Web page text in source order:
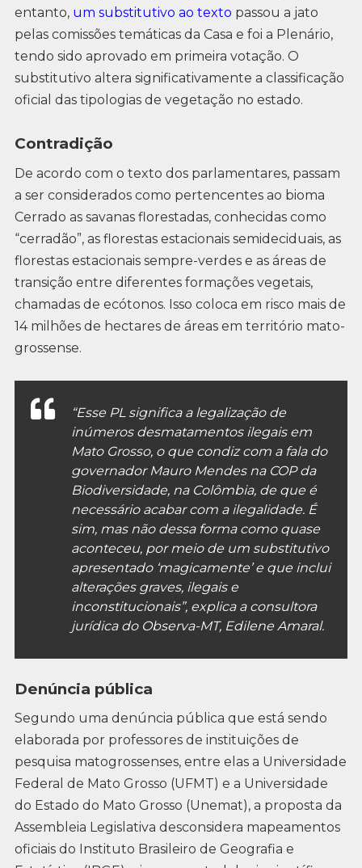
entanto, um substitutivo ao texto passou a jato
pelas comissões temáticas da Casa e foi a Plenário,
tendo sido aprovado em primeira votação. O
substitutivo altera significativamente a classificação
oficial das tipologias de vegetação no estado.
Contradição
De acordo com o texto dos parlamentares, passam
a ser considerados como pertencentes ao bioma
Cerrado as savanas florestadas, conhecidas como
“cerradão”, as florestas estacionais semideciduais, as
florestas estacionais sempre-verdes e as áreas de
transição entre diferentes formações vegetais,
chamadas de ecótonos. Isso coloca em risco mais de
14 milhões de hectares de áreas em território mato-
grossense.
“Esse PL significa a legalização de
inúmeros desmatamentos ilegais em
Mato Grosso, o que condiz com a fala do
governador Mauro Mendes na COP da
Biodiversidade, na Colômbia, de que é
necessário acabar com a ilegalidade. É
sim, mas não dessa forma como quase
aconteceu, por meio de um substitutivo
apresentado ‘magicamente’ e que inclui
alterações graves, ilegais e
inconstitucionais”, explica a consultora
jurídica do Observa-MT, Edilene Amaral.
Denúncia pública
Segundo uma denúncia pública que está sendo
elaborada por professores de instituições de
pesquisa matogrossenses, entre elas a Universidade
Federal de Mato Grosso (UFMT) e a Universidade
do Estado do Mato Grosso (Unemat), a proposta da
Assembleia Legislativa desconsidera mapeamentos
oficiais do Instituto Brasileiro de Geografia e